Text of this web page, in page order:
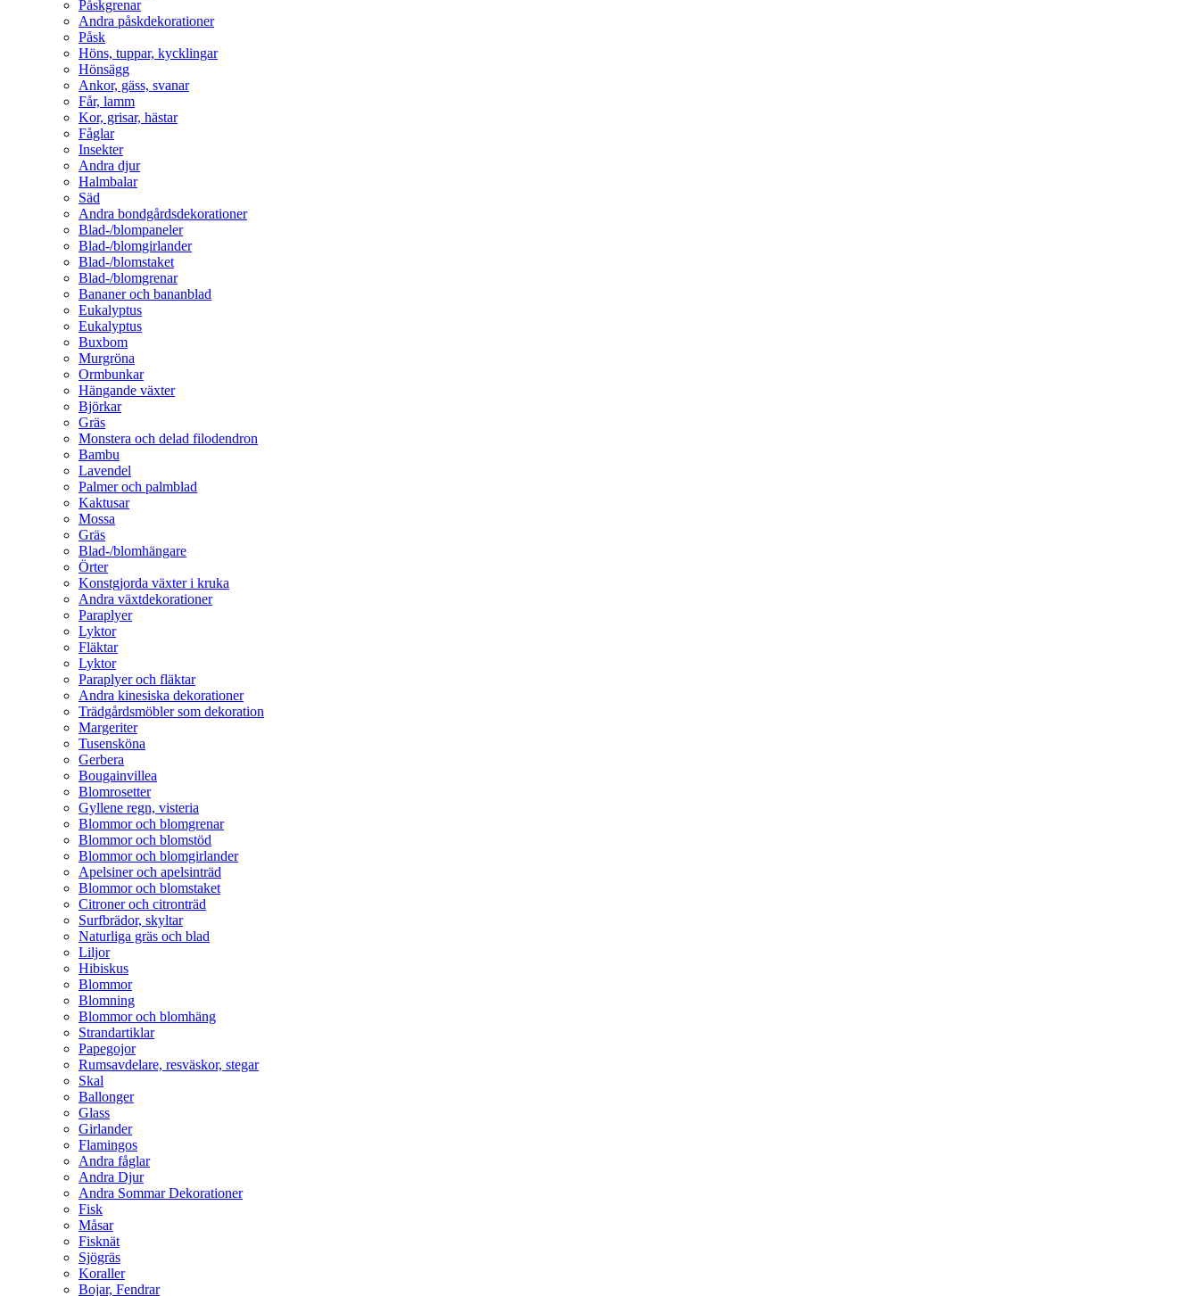
Påskgrenar
Andra påskdekorationer
Påsk
Höns, tuppar, kycklingar
Hönsägg
Ankor, gäss, svanar
Får, lamm
Kor, grisar, hästar
Fåglar
Insekter
Andra djur
Halmbalar
Säd
Andra bondgårdsdekorationer
Blad-/blompaneler
Blad-/blomgirlander
Blad-/blomstaket
Blad-/blomgrenar
Bananer och bananblad
Eukalyptus
Eukalyptus
Buxbom
Murgröna
Ormbunkar
Hängande växter
Björkar
Gräs
Monstera och delad filodendron
Bambu
Lavendel
Palmer och palmblad
Kaktusar
Mossa
Gräs
Blad-/blomhängare
Örter
Konstgjorda växter i kruka
Andra växtdekorationer
Paraplyer
Lyktor
Fläktar
Lyktor
Paraplyer och fläktar
Andra kinesiska dekorationer
Trädgårdsmöbler som dekoration
Margeriter
Tusensköna
Gerbera
Bougainvillea
Blomrosetter
Gyllene regn, visteria
Blommor och blomgrenar
Blommor och blomstöd
Blommor och blomgirlander
Apelsiner och apelsinträd
Blommor och blomstaket
Citroner och citronträd
Surfbrädor, skyltar
Naturliga gräs och blad
Liljor
Hibiskus
Blommor
Blomning
Blommor och blomhäng
Strandartiklar
Papegojor
Rumsavdelare, resväskor, stegar
Skal
Ballonger
Glass
Girlander
Flamingos
Andra fåglar
Andra Djur
Andra Sommar Dekorationer
Fisk
Måsar
Fisknät
Sjögräs
Koraller
Bojar, Fendrar